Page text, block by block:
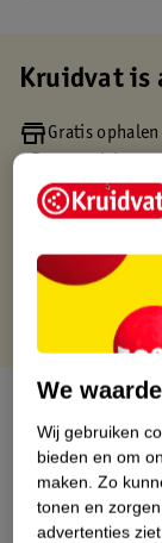
Kruidvat is
Gratis
Gratis
Gratis
Over dit
We
Wij gebruiken
bieden en om
maken. Zo
tonen en
advertenties